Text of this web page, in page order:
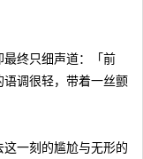
最终只细声道：「前
调很轻，带着一丝颤
一刻的尴尬与无形的